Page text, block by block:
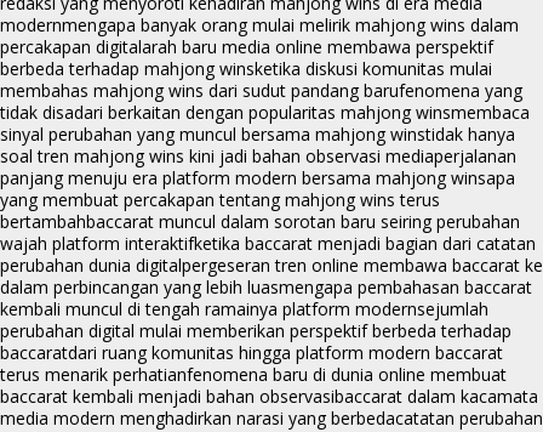
modernmengapa banyak orang mulai melirik mahjong wins dalam
percakapan digitalarah baru media online membawa perspektif
berbeda terhadap mahjong winsketika diskusi komunitas mulai
membahas mahjong wins dari sudut pandang barufenomena yang
tidak disadari berkaitan dengan popularitas mahjong winsmembaca
sinyal perubahan yang muncul bersama mahjong winstidak hanya
soal tren mahjong wins kini jadi bahan observasi mediaperjalanan
panjang menuju era platform modern bersama mahjong winsapa
yang membuat percakapan tentang mahjong wins terus
bertambahbaccarat muncul dalam sorotan baru seiring perubahan
wajah platform interaktifketika baccarat menjadi bagian dari catatan
perubahan dunia digitalpergeseran tren online membawa baccarat ke
dalam perbincangan yang lebih luasmengapa pembahasan baccarat
kembali muncul di tengah ramainya platform modernsejumlah
perubahan digital mulai memberikan perspektif berbeda terhadap
baccaratdari ruang komunitas hingga platform modern baccarat
terus menarik perhatianfenomena baru di dunia online membuat
baccarat kembali menjadi bahan observasibaccarat dalam kacamata
media modern menghadirkan narasi yang berbedacatatan perubahan